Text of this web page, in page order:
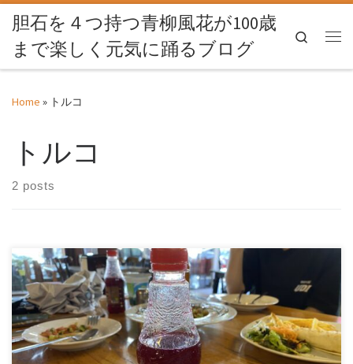
Skip to content
胆石を４つ持つ青柳風花が100歳
まで楽しく元気に踊るブログ
Search
Home » トルコ
トルコ
2 posts